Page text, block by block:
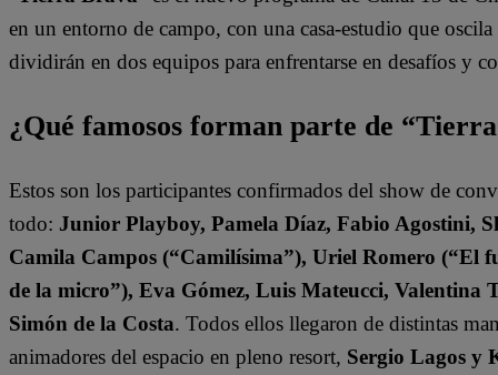
en un entorno de campo, con una casa-estudio que
dividirán en dos equipos para enfrentarse en desafíos y
¿Qué famosos forman parte de
Estos son los participantes confirmados del show de
todo: Junior Playboy, Pamela Díaz, Fabio Agostini,
Camila Campos (“Camilísima”), Uriel Romero (“El
de la micro”), Eva Gómez, Luis Mateucci, Valentina
Simón de la Costa. Todos ellos llegaron de distintas
animadores del espacio en pleno resort, Sergio Lagos y